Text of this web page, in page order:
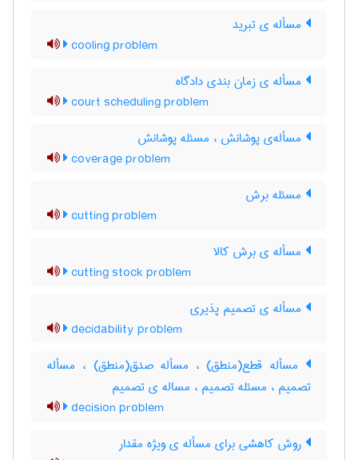
مسأله ی تبرید
cooling problem
مسأله ی زمان بندی دادگاه
court scheduling problem
مسأله‌ی پوشانش ، مسئله پوشانش
coverage problem
مسئله برش
cutting problem
مسأله ی برش کالا
cutting stock problem
مسأله ی تصمیم پذیری
decidability problem
مسأله قطع(منطق) ، مسأله صدق(منطق) ، مسأله
تصمیم ، مسئله تصمیم ، مساله ی تصمیم
decision problem
روش کاهشی برای مسأله ی ویژه مقدار